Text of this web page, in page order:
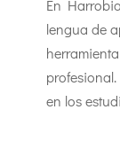
En
lengua de
en los